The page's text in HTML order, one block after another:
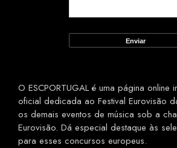
O ESCPORTUGAL é uma página online
oficial dedicada ao Festival Eurovisão
os demais eventos de música sob a
Eurovisão. Dá especial destaque às
para esses concursos europeus.